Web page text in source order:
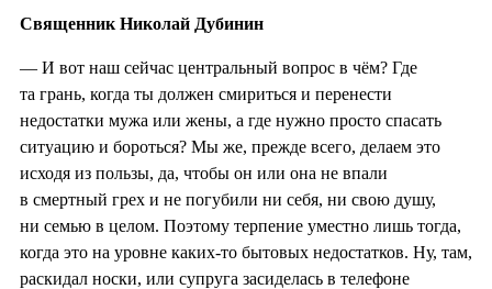
Священник Николай Дубинин
— И вот наш сейчас центральный вопрос в чём? Где
та грань, когда ты должен смириться и перенести
недостатки мужа или жены, а где нужно просто спасать
ситуацию и бороться? Мы же, прежде всего, делаем это
исходя из пользы, да, чтобы он или она не впали
в смертный грех и не погубили ни себя, ни свою душу,
ни семью в целом. Поэтому терпение уместно лишь тогда,
когда это на уровне каких-то бытовых недостатков. Ну, там,
раскидал носки, или супруга засиделась в телефоне